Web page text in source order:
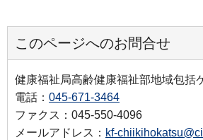
このページへのお問合せ
健康福祉局高齢健康福祉部地域包括
電話： 045-671-3464
ファクス：045-550-4096
メールアドレス： kf-